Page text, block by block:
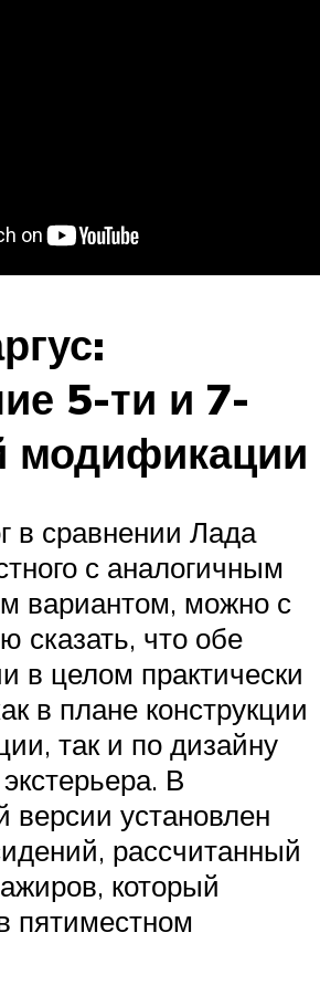
5-ти и 7-
модификации
в сравнении Лада
с аналогичным
вариантом, можно с
сказать, что обе
в целом практически
в плане конструкции
так и по дизайну
В
версии установлен
рассчитанный
который
пятиместном